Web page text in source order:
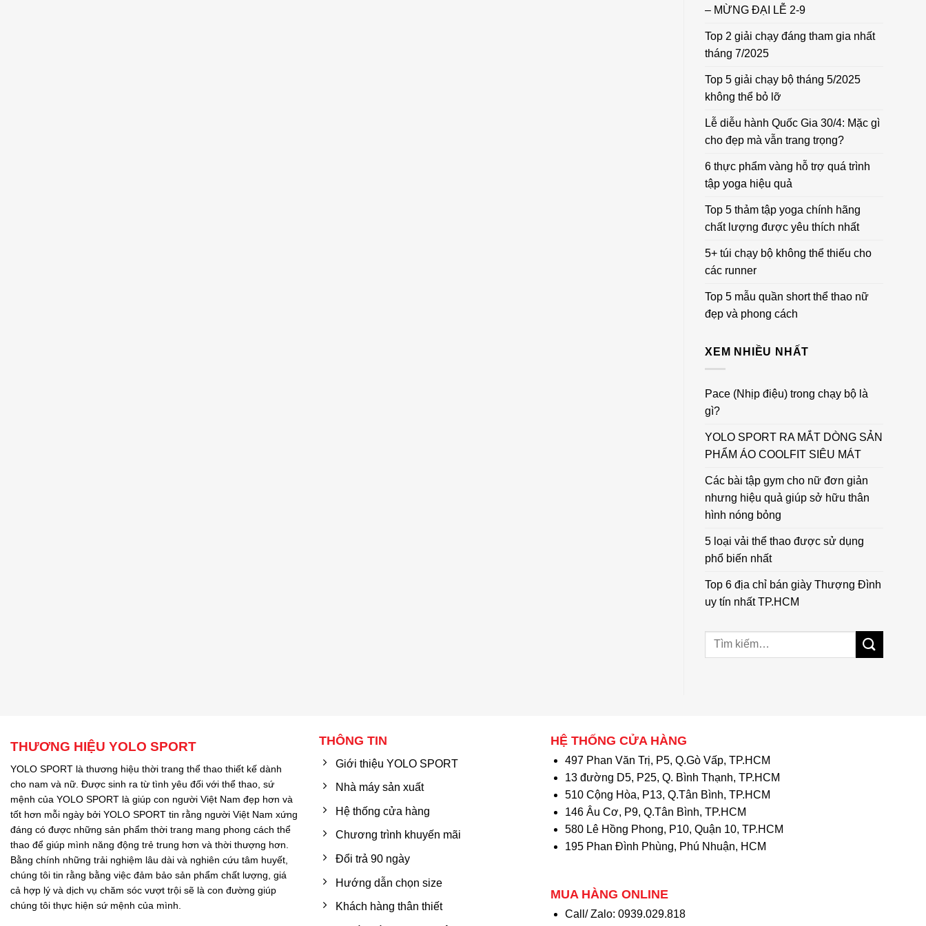
– MỪNG ĐẠI LỄ 2-9
Top 2 giải chạy đáng tham gia nhất
tháng 7/2025
Top 5 giải chạy bộ tháng 5/2025
không thể bỏ lỡ
Lễ diễu hành Quốc Gia 30/4: Mặc gì
cho đẹp mà vẫn trang trọng?
6 thực phẩm vàng hỗ trợ quá trình
tập yoga hiệu quả
Top 5 thảm tập yoga chính hãng
chất lượng được yêu thích nhất
5+ túi chạy bộ không thể thiếu cho
các runner
Top 5 mẫu quần short thể thao nữ
đẹp và phong cách
XEM NHIỀU NHẤT
Pace (Nhịp điệu) trong chạy bộ là
gì?
YOLO SPORT RA MẮT DÒNG SẢN
PHẨM ÁO COOLFIT SIÊU MÁT
Các bài tập gym cho nữ đơn giản
nhưng hiệu quả giúp sở hữu thân
hình nóng bỏng
5 loại vải thể thao được sử dụng
phổ biến nhất
Top 6 địa chỉ bán giày Thượng Đình
uy tín nhất TP.HCM
THƯƠNG HIỆU YOLO SPORT
YOLO SPORT là thương hiệu thời trang thể thao thiết kế dành
cho nam và nữ. Được sinh ra từ tình yêu đối với thể thao, sứ
mệnh của YOLO SPORT là giúp con người Việt Nam đẹp hơn và
tốt hơn mỗi ngày bởi YOLO SPORT tin rằng người Việt Nam xứng
đáng có được những sản phẩm thời trang mang phong cách thể
thao để giúp mình năng động trẻ trung hơn và thời thượng hơn.
Bằng chính những trải nghiệm lâu dài và nghiên cứu tâm huyết,
chúng tôi tin rằng bằng việc đảm bảo sản phẩm chất lượng, giá
cả hợp lý và dịch vụ chăm sóc vượt trội sẽ là con đường giúp
chúng tôi thực hiện sứ mệnh của mình.
THÔNG TIN
Giới thiệu YOLO SPORT
Nhà máy sản xuất
Hệ thống cửa hàng
Chương trình khuyến mãi
Đổi trả 90 ngày
Hướng dẫn chọn size
Khách hàng thân thiết
HỆ THỐNG CỬA HÀNG
497 Phan Văn Trị, P5, Q.Gò Vấp, TP.HCM
13 đường D5, P25, Q. Bình Thạnh, TP.HCM
510 Cộng Hòa, P13, Q.Tân Bình, TP.HCM
146 Âu Cơ, P9, Q.Tân Bình, TP.HCM
580 Lê Hồng Phong, P10, Quận 10, TP.HCM
195 Phan Đình Phùng, Phú Nhuận, HCM
MUA HÀNG ONLINE
Call/ Zalo: 0939.029.818